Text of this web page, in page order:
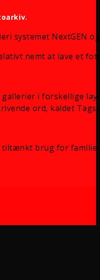
systemet NextGEN
nemt at lave et
i forskellige
ord, kaldet
tiltænkt brug for